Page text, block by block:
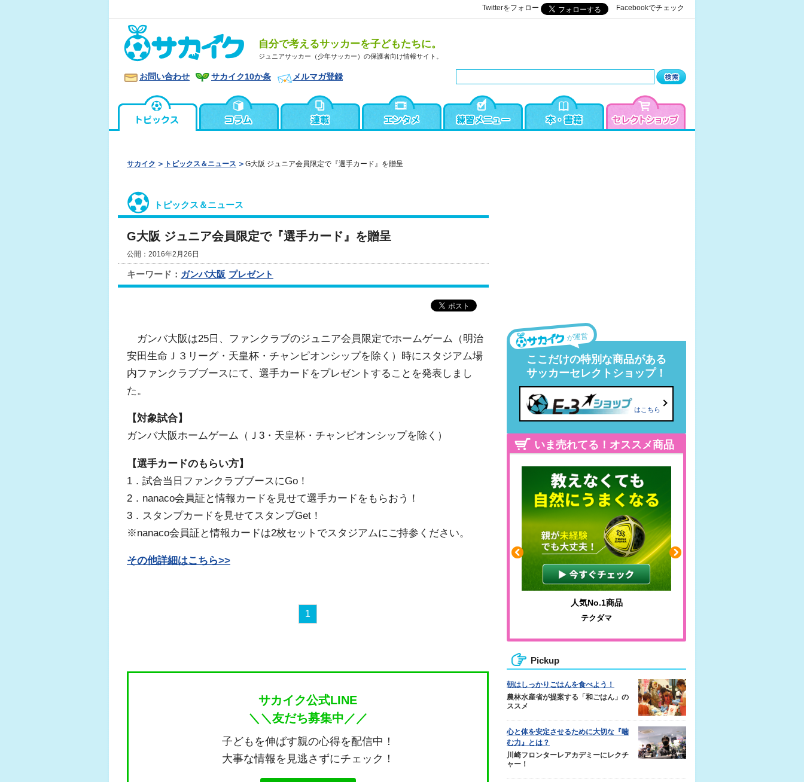
Twitterをフォロー Facebookでチェック
自分で考えるサッカーを子どもたちに。
ジュニアサッカー（少年サッカー）の保護者向け情報サイト。
お問い合わせ サカイク10か条 メルマガ登録
サカイク トピックス＆ニュース G大阪 ジュニア会員限定で『選手カード』を贈呈
トピックス＆ニュース
G大阪 ジュニア会員限定で『選手カード』を贈呈
公開：2016年2月26日
キーワード： ガンバ大阪 プレゼント
ガンバ大阪は25日、ファンクラブのジュニア会員限定でホームゲーム（明治
安田生命Ｊ３リーグ・天皇杯・チャンピオンシップを除く）時にスタジアム場
内ファンクラブブースにて、選手カードをプレゼントすることを発表しまし
た。
【対象試合】
ガンバ大阪ホームゲーム（Ｊ3・天皇杯・チャンピオンシップを除く）
【選手カードのもらい方】
1．試合当日ファンクラブブースにGo！
2．nanaco会員証と情報カードを見せて選手カードをもらおう！
3．スタンプカードを見せてスタンプGet！
※nanaco会員証と情報カードは2枚セットでスタジアムにご持参ください。
その他詳細はこちら>>
1
サカイク公式LINE
＼＼友だち募集中／／
子どもを伸ばす親の心得を配信中！
大事な情報を見逃さずにチェック！
が運営
ここだけの特別な商品がある
サッカーセレクトショップ！
はこちら
いま売れてる！オススメ商品
人気No.1商品
テクダマ
Pickup
朝はしっかりごはんを食べよう！
農林水産省が提案する「和ごはん」の
ススメ
心と体を安定させるために大切な『噛
む力』とは？
川崎フロンターレアカデミーにレクチ
ャー！